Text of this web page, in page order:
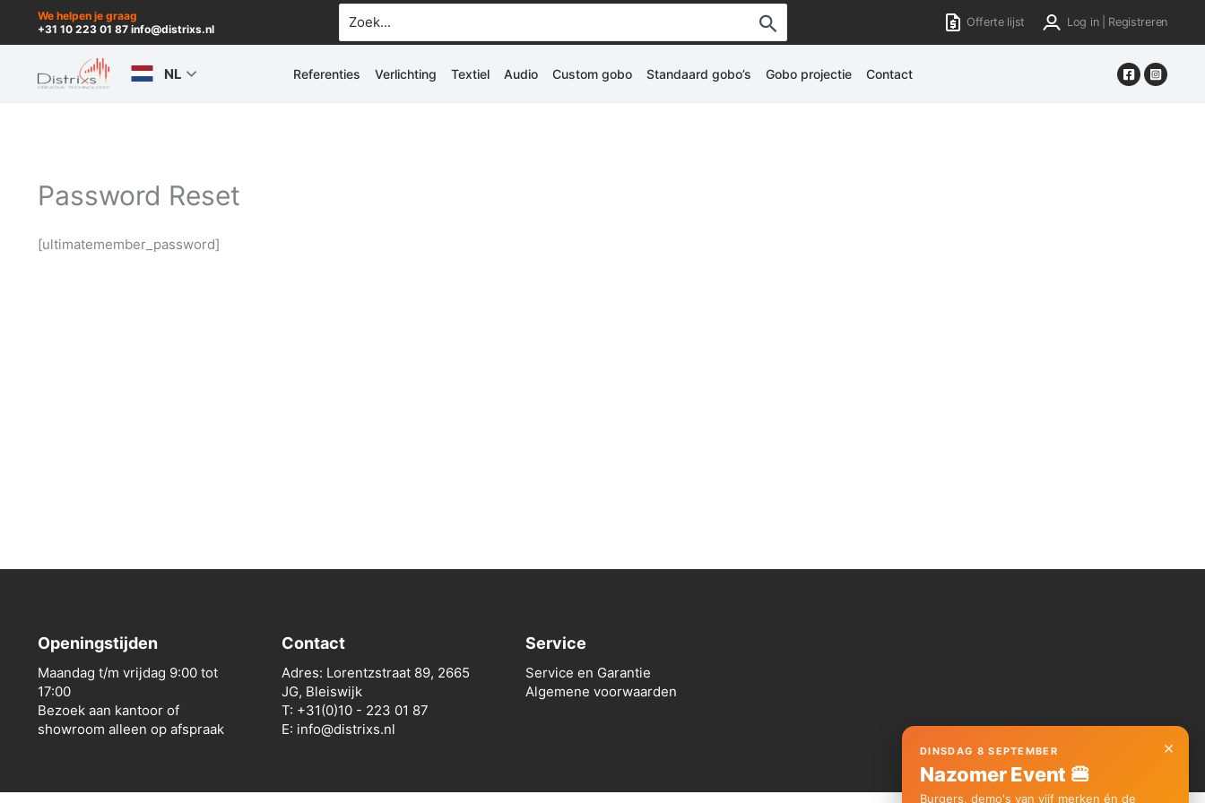
inhoud
We helpen je graag
+31 10 223 01 87 info@distrixs.nl
Zoek
naar:
Offerte lijst Log in | Registreren
NL Referenties Verlichting Textiel Audio Custom gobo Standaard gobo’s Gobo projectie Contact
Password Reset
[ultimatemember_password]
Openingstijden
Maandag t/m vrijdag 9:00 tot
17:00
Bezoek aan kantoor of
showroom alleen op afspraak
Contact
Adres: Lorentzstraat 89, 2665
JG, Bleiswijk
T: +31(0)10 - 223 01 87
E: info@distrixs.nl
Service
Service en Garantie
Algemene voorwaarden
×
DINSDAG 8 SEPTEMBER
Nazomer Event 🍔
Burgers, demo's van vijf merken én de